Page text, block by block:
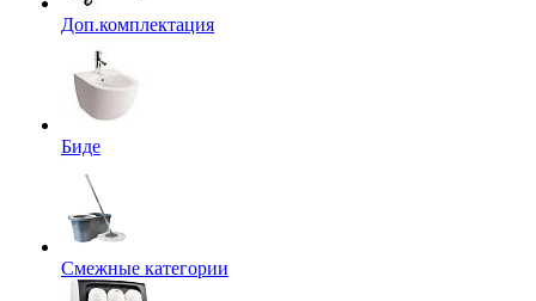
Доп.комплектация
Биде
Смежные категории